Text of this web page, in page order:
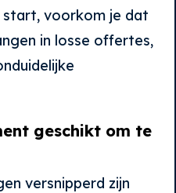
start, voorkom je dat
in losse offertes,
geschikt om te
versnipperd zijn